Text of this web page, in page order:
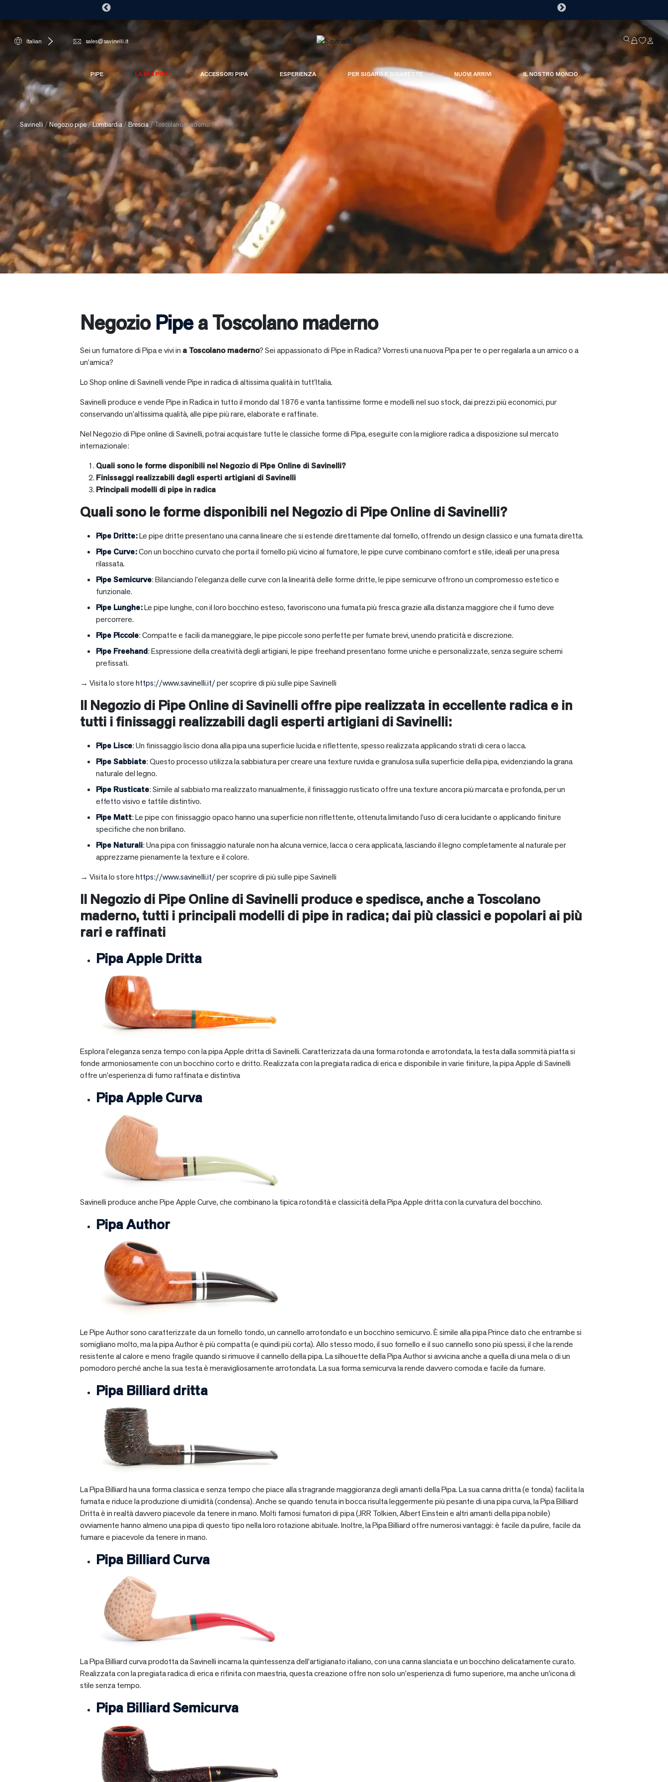
Italian sales@savinelli.it
PIPE LA MIA PIPA ACCESSORI PIPA ESPERIENZA PER SIGARO E SIGARETTE NUOVI ARRIVI IL NOSTRO MONDO
Savinelli / Negozio pipe/Lombardia /Brescia /Toscolano maderno
Negozio Pipea Toscolano maderno
Sei un fumatore di Pipa e vivi in a Toscolano maderno? Sei appassionato di Pipe in Radica? Vorresti una nuova Pipa per te o per regalarla a un amico o a
un’amica?
Lo Shop online di Savinelli vende Pipe in radica di altissima qualità in tutt’Italia.
Savinelli produce e vende Pipe in Radica in tutto il mondo dal 1876 e vanta tantissime forme e modelli nel suo stock, dai prezzi più economici, pur
conservando un’altissima qualità, alle pipe più rare, elaborate e raffinate.
Nel Negozio di Pipe online di Savinelli, potrai acquistare tutte le classiche forme di Pipa, eseguite con la migliore radica a disposizione sul mercato
internazionale:
Quali sono le forme disponibili nel Negozio di Pipe Online di Savinelli?
Finissaggi realizzabili dagli esperti artigiani di Savinelli
Principali modelli di pipe in radica
Quali sono le forme disponibili nel Negozio di Pipe Online di Savinelli?
Pipe Dritte:Le pipe dritte presentano una canna lineare che si estende direttamente dal fornello, offrendo un design classico e una fumata diretta.
Pipe Curve:Con un bocchino curvato che porta il fornello più vicino al fumatore, le pipe curve combinano comfort e stile, ideali per una presa
rilassata.
Pipe Semicurve: Bilanciando l’eleganza delle curve con la linearità delle forme dritte, le pipe semicurve offrono un compromesso estetico e
funzionale.
Pipe Lunghe:Le pipe lunghe, con il loro bocchino esteso, favoriscono una fumata più fresca grazie alla distanza maggiore che il fumo deve
percorrere.
Pipe Piccole: Compatte e facili da maneggiare, le pipe piccole sono perfette per fumate brevi, unendo praticità e discrezione.
Pipe Freehand: Espressione della creatività degli artigiani, le pipe freehand presentano forme uniche e personalizzate, senza seguire schemi
prefissati.
→ Visita lo storehttps://www.savinelli.it/per scoprire di più sulle pipe Savinelli
Il Negozio di Pipe Online di Savinelli offre pipe realizzata in eccellente radica e in
tutti i finissaggi realizzabili dagli esperti artigiani di Savinelli:
Pipe Lisce: Un finissaggio liscio dona alla pipa una superficie lucida e riflettente, spesso realizzata applicando strati di cera o lacca.
Pipe Sabbiate: Questo processo utilizza la sabbiatura per creare una texture ruvida e granulosa sulla superficie della pipa, evidenziando la grana
naturale del legno.
Pipe Rusticate: Simile al sabbiato ma realizzato manualmente, il finissaggio rusticato offre una texture ancora più marcata e profonda, per un
effetto visivo e tattile distintivo.
Pipe Matt: Le pipe con finissaggio opaco hanno una superficie non riflettente, ottenuta limitando l’uso di cera lucidante o applicando finiture
specifiche che non brillano.
Pipe Naturali: Una pipa con finissaggio naturale non ha alcuna vernice, lacca o cera applicata, lasciando il legno completamente al naturale per
apprezzarne pienamente la texture e il colore.
→ Visita lo storehttps://www.savinelli.it/per scoprire di più sulle pipe Savinelli
Il Negozio di Pipe Online di Savinelli produce e spedisce, anche aToscolano
maderno, tutti i principali modelli di pipe in radica; dai più classici e popolari ai più
rari e raffinati
Pipa Apple Dritta
Esplora l’eleganza senza tempo con la pipa Apple dritta di Savinelli. Caratterizzata da una forma rotonda e arrotondata, la testa dalla sommità piatta si
fonde armoniosamente con un bocchino corto e dritto. Realizzata con la pregiata radica di erica e disponibile in varie finiture, la pipa Apple di Savinelli
offre un’esperienza di fumo raffinata e distintiva
Pipa Apple Curva
Savinelli produce anche Pipe Apple Curve, che combinano la tipica rotondità e classicità della Pipa Apple dritta con la curvatura del bocchino.
Pipa Author
Le Pipe Author sono caratterizzate da un fornello tondo, un cannello arrotondato e un bocchino semicurvo. È simile alla pipa Prince dato che entrambe si
somigliano molto, ma la pipa Author è più compatta (e quindi più corta). Allo stesso modo, il suo fornello e il suo cannello sono più spessi, il che la rende
resistente al calore e meno fragile quando si rimuove il cannello della pipa. La silhouette della Pipa Author si avvicina anche a quella di una mela o di un
pomodoro perché anche la sua testa è meravigliosamente arrotondata. La sua forma semicurva la rende davvero comoda e facile da fumare.
Pipa Billiard dritta
La Pipa Billiard ha una forma classica e senza tempo che piace alla stragrande maggioranza degli amanti della Pipa. La sua canna dritta (e tonda) facilita la
fumata e riduce la produzione di umidità (condensa). Anche se quando tenuta in bocca risulta leggermente più pesante di una pipa curva, la Pipa Billiard
Dritta è in realtà davvero piacevole da tenere in mano. Molti famosi fumatori di pipa (JRR Tolkien, Albert Einstein e altri amanti della pipa nobile)
ovviamente hanno almeno una pipa di questo tipo nella loro rotazione abituale. Inoltre, la Pipa Billiard offre numerosi vantaggi: è facile da pulire, facile da
fumare e piacevole da tenere in mano.
Pipa Billiard Curva
La Pipa Billiard curva prodotta da Savinelli incarna la quintessenza dell’artigianato italiano, con una canna slanciata e un bocchino delicatamente curato.
Realizzata con la pregiata radica di erica e rifinita con maestria, questa creazione offre non solo un’esperienza di fumo superiore, ma anche un’icona di
stile senza tempo.
Pipa Billiard Semicurva